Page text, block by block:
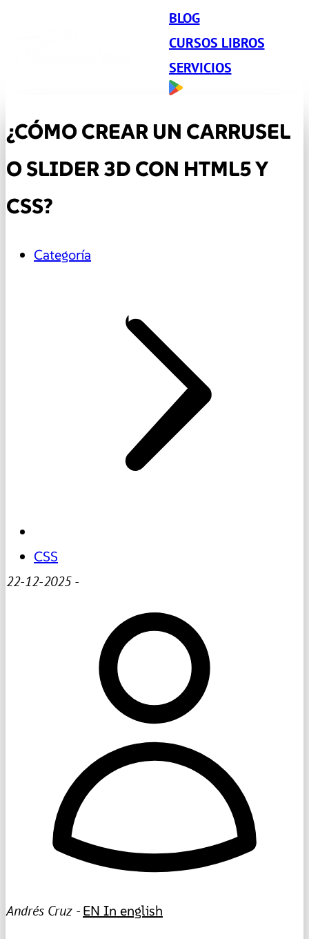
BLOG
CURSOS LIBROS
SERVICIOS
¿CÓMO CREAR UN CARRUSEL
O SLIDER 3D CON HTML5 Y
CSS?
Categoría
CSS
22-12-2025-
Andrés Cruz -EN In english